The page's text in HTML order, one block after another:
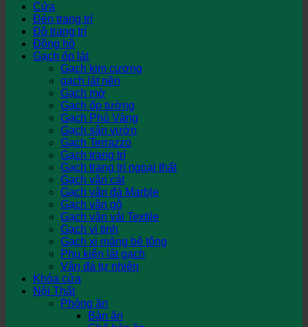
Cửa
Đèn trang trí
Đồ trang trí
Đồng hồ
Gạch ốp lát
Gạch kim cương
gạch lát nền
Gạch mờ
Gạch ốp tường
Gạch Phủ Vàng
Gạch sân vườn
Gạch Terrazzo
Gạch trang trí
Gạch trang trí ngoại thất
Gạch vân cát
Gạch vân đá Marble
Gạch vân gỗ
Gạch vân vải Textile
Gạch vi tinh
Gạch xi măng bê tông
Phụ kiện lát gạch
Vân đá tự nhiên
Khóa cửa
Nội Thất
Phòng ăn
Bàn ăn